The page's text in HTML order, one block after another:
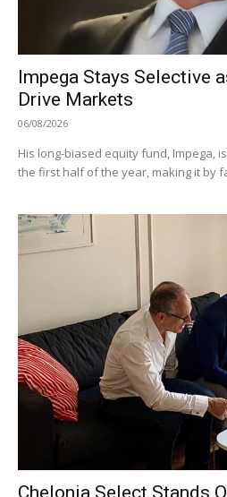
Impega Stays Selective
Drive Markets
06/08/2026
His long-biased equity fund, Impega,
the first half of the year, making it by
Chelonia Select Stands